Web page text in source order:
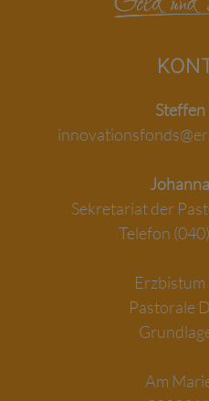
Sekretariat der
Telefon
Pastorale
Am